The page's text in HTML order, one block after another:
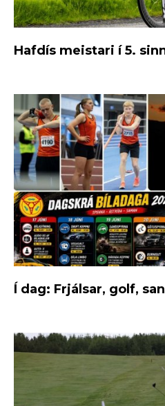
Hafdís meistari í 5.
Í dag: Frjálsar, golf,